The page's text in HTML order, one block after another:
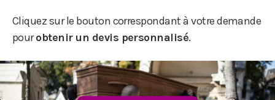
Cliquez sur le bouton correspondant à votre demande
pourobtenir un devis personnalisé.